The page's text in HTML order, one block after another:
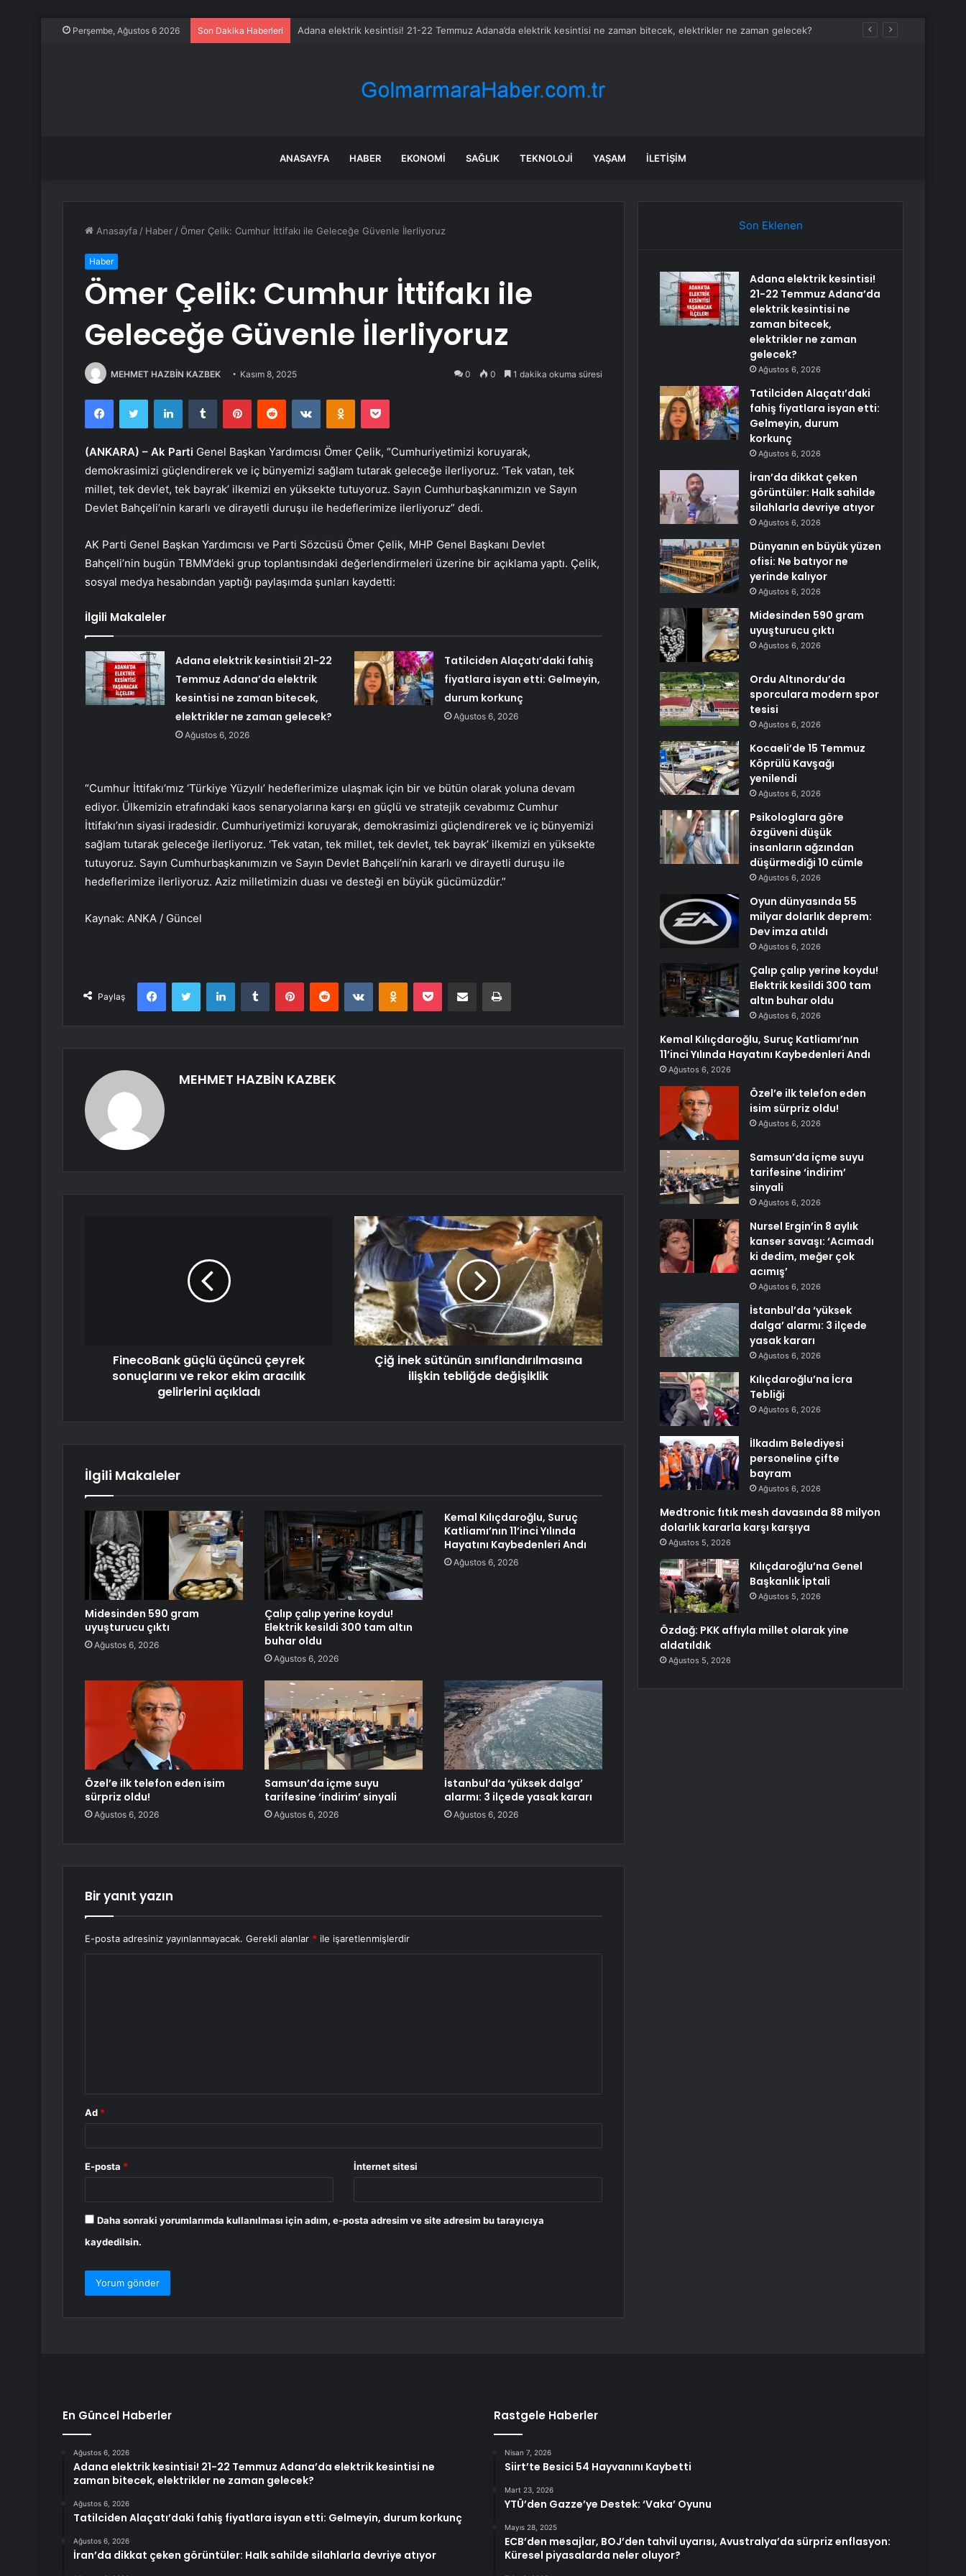
Perşembe, Ağustos 6 2026 Son Dakika Haberleri Adana elektrik kesintisi! 21-22 Temmuz Adana’da elektrik kesintisi ne zaman bitecek, elektrikler ne zaman gelecek?
ANASAYFA HABER EKONOMI SAĞLIK TEKNOLOJI YAŞAM İLETIŞIM
Anasayfa / Haber / Ömer Çelik: Cumhur İttifakı ile Geleceğe Güvenle İlerliyoruz
Haber
Ömer Çelik: Cumhur İttifakı ile
Geleceğe Güvenle İlerliyoruz
MEHMET HAZBİN KAZBEK Kasım 8, 2025 0 0 1 dakika okuma süresi
FacebookTwitter LinkedInTumblr PinterestReddit VKontakteOdnoklassniki
Pocket
(ANKARA) – Ak Parti Genel Başkan Yardımcısı Ömer Çelik, “Cumhuriyetimizi koruyarak,
demokrasimizi güçlendirerek ve iç bünyemizi sağlam tutarak geleceğe ilerliyoruz. ‘Tek vatan, tek
millet, tek devlet, tek bayrak’ ilkemizi en yüksekte tutuyoruz. Sayın Cumhurbaşkanımızın ve Sayın
Devlet Bahçeli’nin kararlı ve dirayetli duruşu ile hedeflerimize ilerliyoruz” dedi.
AK Parti Genel Başkan Yardımcısı ve Parti Sözcüsü Ömer Çelik, MHP Genel Başkanı Devlet
Bahçeli’nin bugün TBMM’deki grup toplantısındaki değerlendirmeleri üzerine bir açıklama yaptı. Çelik,
sosyal medya hesabından yaptığı paylaşımda şunları kaydetti:
İlgili Makaleler
Adana elektrik kesintisi! 21-22
Temmuz Adana’da elektrik
kesintisi ne zaman bitecek,
elektrikler ne zaman gelecek?
Ağustos 6, 2026
Tatilciden Alaçatı’daki fahiş
fiyatlara isyan etti: Gelmeyin,
durum korkunç
Ağustos 6, 2026
“Cumhur İttifakı’mız ‘Türkiye Yüzyılı’ hedeflerimize ulaşmak için bir ve bütün olarak yoluna devam
ediyor. Ülkemizin etrafındaki kaos senaryolarına karşı en güçlü ve stratejik cevabımız Cumhur
İttifakı’nın siyasi iradesidir. Cumhuriyetimizi koruyarak, demokrasimizi güçlendirerek ve iç bünyemizi
sağlam tutarak geleceğe ilerliyoruz. ‘Tek vatan, tek millet, tek devlet, tek bayrak’ ilkemizi en yüksekte
tutuyoruz. Sayın Cumhurbaşkanımızın ve Sayın Devlet Bahçeli’nin kararlı ve dirayetli duruşu ile
hedeflerimize ilerliyoruz. Aziz milletimizin duası ve desteği en büyük gücümüzdür.”
Kaynak: ANKA / Güncel
Paylaş
FacebookTwitter LinkedInTumblr PinterestReddit VKontakteOdnoklassniki
Pocket E-Posta ile paylaş Yazdır
MEHMET HAZBİN KAZBEK
FinecoBank güçlü üçüncü çeyrek
sonuçlarını ve rekor ekim aracılık
gelirlerini açıkladı
Çiğ inek sütünün sınıflandırılmasına
ilişkin tebliğde değişiklik
İlgili Makaleler
Midesinden 590 gram
uyuşturucu çıktı
Ağustos 6, 2026
Çalıp çalıp yerine koydu!
Elektrik kesildi 300 tam altın
buhar oldu
Ağustos 6, 2026
Kemal Kılıçdaroğlu, Suruç
Katliamı’nın 11’inci Yılında
Hayatını Kaybedenleri Andı
Ağustos 6, 2026
Özel’e ilk telefon eden isim
sürpriz oldu!
Ağustos 6, 2026
Samsun’da içme suyu
tarifesine ‘indirim’ sinyali
Ağustos 6, 2026
İstanbul’da ‘yüksek dalga’
alarmı: 3 ilçede yasak kararı
Ağustos 6, 2026
Bir yanıt yazın
E-posta adresiniz yayınlanmayacak. Gerekli alanlar * ile işaretlenmişlerdir
Ad *
E-posta * İnternet sitesi
Daha sonraki yorumlarımda kullanılması için adım, e-posta adresim ve site adresim bu tarayıcıya
kaydedilsin.
Son Eklenen
Adana elektrik kesintisi!
21-22 Temmuz Adana’da
elektrik kesintisi ne
zaman bitecek,
elektrikler ne zaman
gelecek?
Ağustos 6, 2026
Tatilciden Alaçatı’daki
fahiş fiyatlara isyan etti:
Gelmeyin, durum
korkunç
Ağustos 6, 2026
İran’da dikkat çeken
görüntüler: Halk sahilde
silahlarla devriye atıyor
Ağustos 6, 2026
Dünyanın en büyük yüzen
ofisi: Ne batıyor ne
yerinde kalıyor
Ağustos 6, 2026
Midesinden 590 gram
uyuşturucu çıktı
Ağustos 6, 2026
Ordu Altınordu’da
sporculara modern spor
tesisi
Ağustos 6, 2026
Kocaeli’de 15 Temmuz
Köprülü Kavşağı
yenilendi
Ağustos 6, 2026
Psikologlara göre
özgüveni düşük
insanların ağzından
düşürmediği 10 cümle
Ağustos 6, 2026
Oyun dünyasında 55
milyar dolarlık deprem:
Dev imza atıldı
Ağustos 6, 2026
Çalıp çalıp yerine koydu!
Elektrik kesildi 300 tam
altın buhar oldu
Ağustos 6, 2026
Kemal Kılıçdaroğlu, Suruç Katliamı’nın
11’inci Yılında Hayatını Kaybedenleri Andı
Ağustos 6, 2026
Özel’e ilk telefon eden
isim sürpriz oldu!
Ağustos 6, 2026
Samsun’da içme suyu
tarifesine ‘indirim’
sinyali
Ağustos 6, 2026
Nursel Ergin’in 8 aylık
kanser savaşı: ‘Acımadı
ki dedim, meğer çok
acımış’
Ağustos 6, 2026
İstanbul’da ‘yüksek
dalga’ alarmı: 3 ilçede
yasak kararı
Ağustos 6, 2026
Kılıçdaroğlu’na İcra
Tebliği
Ağustos 6, 2026
İlkadım Belediyesi
personeline çifte
bayram
Ağustos 6, 2026
Medtronic fıtık mesh davasında 88 milyon
dolarlık kararla karşı karşıya
Ağustos 5, 2026
Kılıçdaroğlu’na Genel
Başkanlık İptali
Ağustos 5, 2026
Özdağ: PKK affıyla millet olarak yine
aldatıldık
Ağustos 5, 2026
En Güncel Haberler
Ağustos 6, 2026
Adana elektrik kesintisi! 21-22 Temmuz Adana’da elektrik kesintisi ne
zaman bitecek, elektrikler ne zaman gelecek?
Ağustos 6, 2026
Tatilciden Alaçatı’daki fahiş fiyatlara isyan etti: Gelmeyin, durum korkunç
Ağustos 6, 2026
İran’da dikkat çeken görüntüler: Halk sahilde silahlarla devriye atıyor
Rastgele Haberler
Nisan 7, 2026
Siirt’te Besici 54 Hayvanını Kaybetti
Mart 23, 2026
YTÜ’den Gazze’ye Destek: ‘Vaka’ Oyunu
Mayıs 28, 2025
ECB’den mesajlar, BOJ’den tahvil uyarısı, Avustralya’da sürpriz enflasyon:
Küresel piyasalarda neler oluyor?